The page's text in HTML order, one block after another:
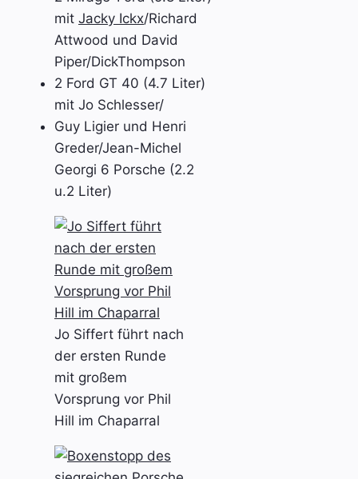
mit Jacky Ickx/Richard
Attwood und David
Piper/DickThompson
2 Ford GT 40 (4.7 Liter)
mit Jo Schlesser/
Guy Ligier und Henri
Greder/Jean-Michel
Georgi 6 Porsche (2.2
u.2 Liter)
Jo Siffert führt nach
der ersten Runde
mit großem
Vorsprung vor Phil
Hill im Chaparral